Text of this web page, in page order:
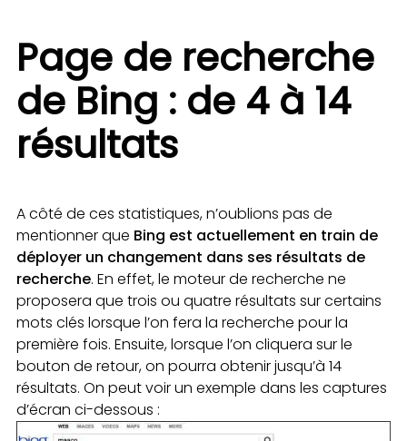
Page de recherche
de Bing : de 4 à 14
résultats
A côté de ces statistiques, n’oublions pas de
mentionner que Bing est actuellement en train de
déployer un changement dans ses résultats de
recherche. En effet, le moteur de recherche ne
proposera que trois ou quatre résultats sur certains
mots clés lorsque l’on fera la recherche pour la
première fois. Ensuite, lorsque l’on cliquera sur le
bouton de retour, on pourra obtenir jusqu’à 14
résultats. On peut voir un exemple dans les captures
d’écran ci-dessous :